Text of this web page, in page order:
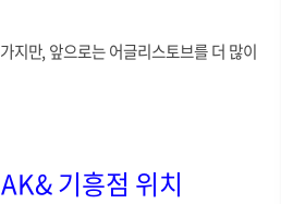
지만, 앞으로는 어글리스토브를 더 많이
기흥점 위치